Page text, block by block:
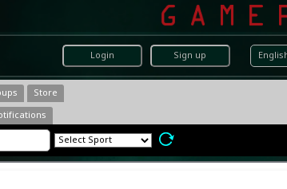
Login Sign up
Store